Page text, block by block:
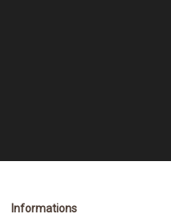
Informations